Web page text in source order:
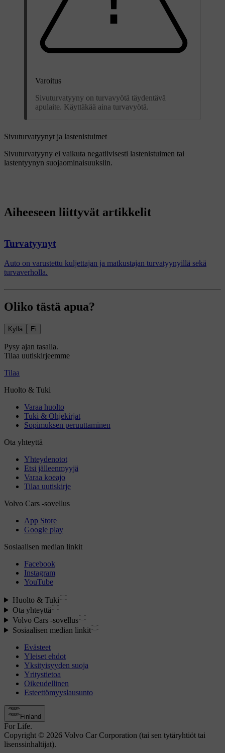
Varoitus
Sivuturvatyyny on turvavyötä täydentävä
apulaite. Käyttäkää aina turvavyötä.
Sivuturvatyynyt ja lastenistuimet
Sivuturvatyyny ei vaikuta negatiivisesti lastenistuimen tai
lastentyynyn suojaominaisuuksiin.
Aiheeseen liittyvät artikkelit
Turvatyynyt
Auto on varustettu kuljettajan ja matkustajan turvatyynyillä sekä
turvaverholla.
Oliko tästä apua?
Kyllä Ei